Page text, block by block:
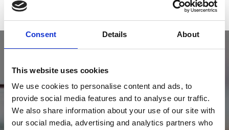
Consent Details About
This website uses cookies
We use cookies to personalise content and ads, to
provide social media features and to analyse our traffic.
We also share information about your use of our site with
our social media, advertising and analytics partners who